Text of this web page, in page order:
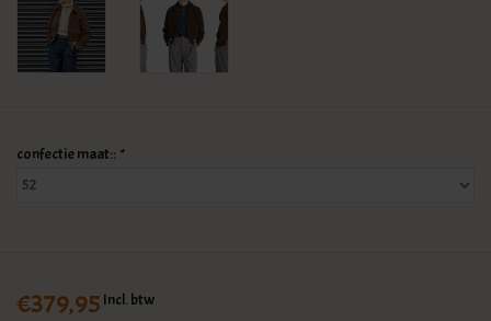
confectie maat:: *
€379,95 Incl. btw